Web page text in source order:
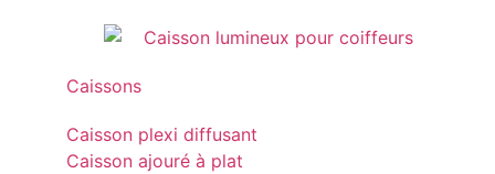
Caissons
Caisson plexi diffusant
Caisson ajouré à plat